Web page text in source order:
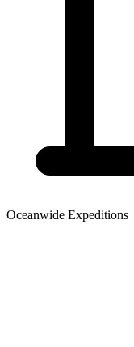
Oceanwide Expeditions